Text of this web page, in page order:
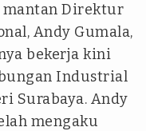
Direktur
Andy Gumala,
bekerja kini
Industrial
Surabaya. Andy
mengaku